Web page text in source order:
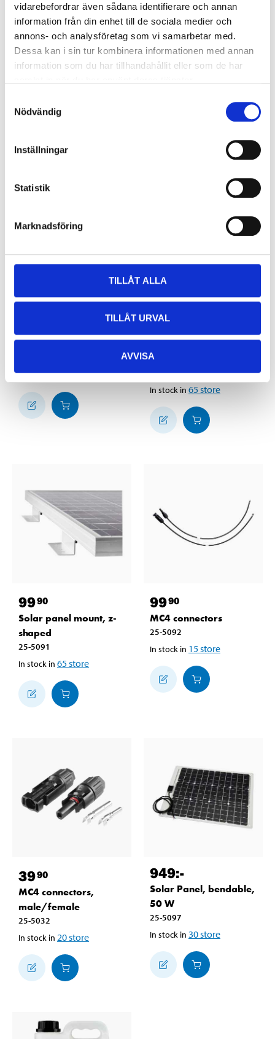
vidarebefordrar även sådana identifierare och annan
information från din enhet till de sociala medier och
annons- och analysföretag som vi samarbetar med.
Dessa kan i sin tur kombinera informationen med annan
information som du har tillhandahållit eller som de har
Nödvändig
Inställningar
Statistik
Marknadsföring
TILLÅT ALLA
TILLÅT URVAL
AVVISA
899:-
Bendable solar panel,
In stock in33
349:-
Solar Panel Controller
Solar panel, 50 W
In stock in32store
599
Solar Panel Controller,
MPPT, 10 A
25-5099
In stock in 65 store
9990
Solar panel mount, z-
shaped
25-5091
In stock in 65store
9990
MC4 connectors
25-5092
In stock in 15store
3990
MC4 connectors,
male/female
25-5032
In stock in 20store
949:-
Solar Panel, bendable,
50 W
25-5097
In stock in 30store